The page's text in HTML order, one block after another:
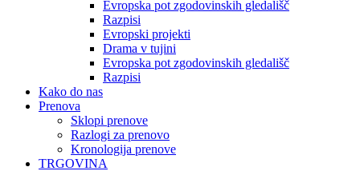
Evropska pot zgodovinskih gledališč
Razpisi
Evropski projekti
Drama v tujini
Evropska pot zgodovinskih gledališč
Razpisi
Kako do nas
Prenova
Sklopi prenove
Razlogi za prenovo
Kronologija prenove
TRGOVINA